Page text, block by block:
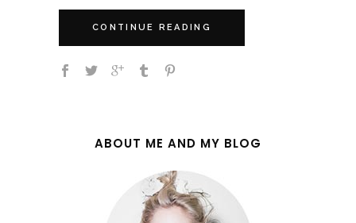
CONTINUE READING
ABOUT ME AND MY BLOG